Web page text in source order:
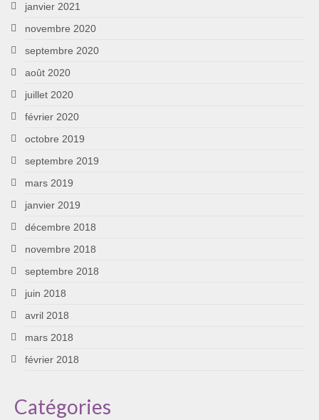
janvier 2021
novembre 2020
septembre 2020
août 2020
juillet 2020
février 2020
octobre 2019
septembre 2019
mars 2019
janvier 2019
décembre 2018
novembre 2018
septembre 2018
juin 2018
avril 2018
mars 2018
février 2018
Catégories